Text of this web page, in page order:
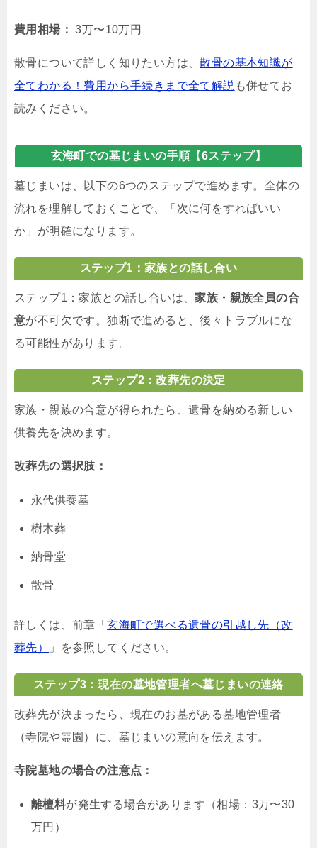
費用相場： 3万〜10万円
散骨について詳しく知りたい方は、散骨の基本知識が
全てわかる！費用から手続きまで全て解説 も併せてお
読みください。
玄海町での墓じまいの手順【6ステップ】
墓じまいは、以下の6つのステップで進めます。全体の
流れを理解しておくことで、「次に何をすればいい
か」が明確になります。
ステップ1：家族との話し合い
ステップ1：家族との話し合いは、 家族・親族全員の合
意が不可欠です。独断で進めると、後々トラブルにな
る可能性があります。
ステップ2：改葬先の決定
家族・親族の合意が得られたら、遺骨を納める新しい
供養先を決めます。
改葬先の選択肢：
永代供養墓
樹木葬
納骨堂
散骨
詳しくは、前章「玄海町で選べる遺骨の引越し先（改
葬先）
」を参照してください。
ステップ3：現在の墓地管理者へ墓じまいの連絡
改葬先が決まったら、現在のお墓がある墓地管理者
（寺院や霊園）に、墓じまいの意向を伝えます。
寺院墓地の場合の注意点：
離檀料が発生する場合があります（相場：3万〜30
万円）